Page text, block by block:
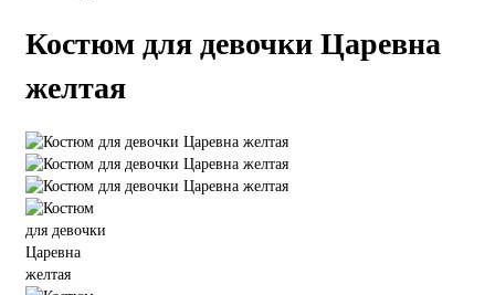
Костюм для девочки Царевна
желтая